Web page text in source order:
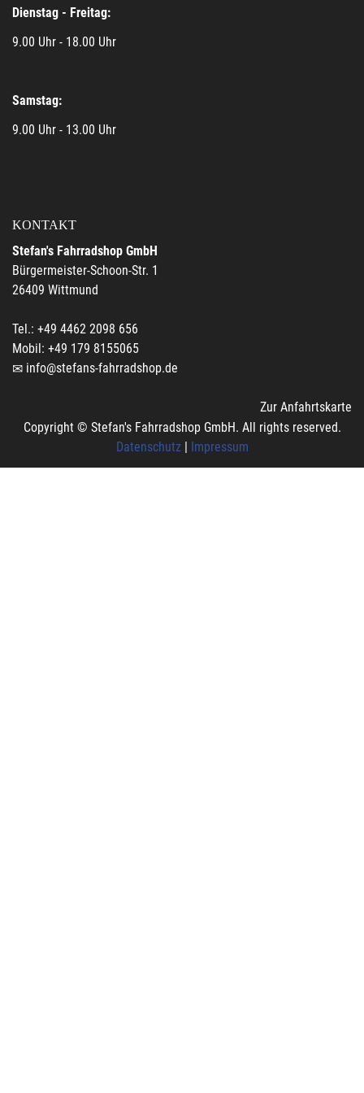
Dienstag - Freitag:
9.00 Uhr - 18.00 Uhr
Samstag:
9.00 Uhr - 13.00 Uhr
KONTAKT
Stefan's Fahrradshop GmbH
Bürgermeister-Schoon-Str. 1
26409 Wittmund
Tel.: +49 4462 2098 656
Mobil: +49 179 8155065
info@stefans-fahrradshop.de
Zur Anfahrtskarte
Copyright © Stefan's Fahrradshop GmbH. All rights reserved.
Datenschutz| Impressum